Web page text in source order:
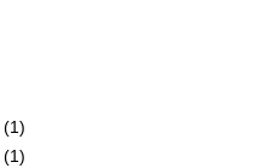
(1)
(1)